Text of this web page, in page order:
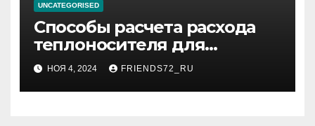
UNCATEGORISED
Способы расчета расхода
теплоносителя для
системы отопления
НОЯ 4, 2024 FRIENDS72_RU